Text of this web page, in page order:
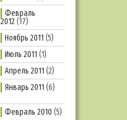
Февраль
2012(17)
Ноябрь 2011 (5)
Июль 2011 (1)
Апрель 2011 (2)
Январь 2011 (6)
Февраль 2010 (5)